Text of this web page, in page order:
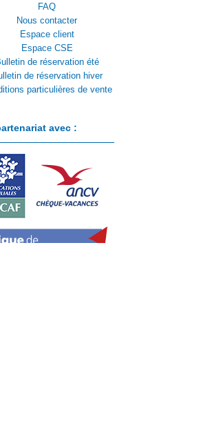
FAQ
Nous contacter
Espace client
Espace CSE
de réservation été
de réservation hiver
particulières de vente
avec :